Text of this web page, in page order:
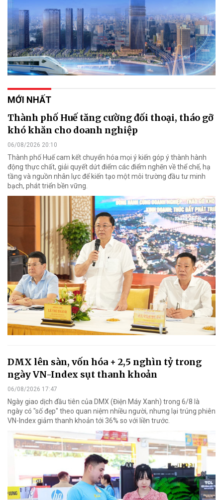
MỚI NHẤT
Thành phố Huế tăng cường đối thoại, tháo gỡ
khó khăn cho doanh nghiệp
06/08/2026 20:10
Thành phố Huế cam kết chuyển hóa mọi ý kiến góp ý thành hành
động thực chất, giải quyết dứt điểm các điểm nghẽn về thể chế, hạ
tầng và nguồn nhân lực để kiến tạo một môi trường đầu tư minh
bạch, phát triển bền vững.
DMX lên sàn, vốn hóa + 2,5 nghìn tỷ trong
ngày VN-Index sụt thanh khoản
06/08/2026 17:47
Ngày giao dịch đầu tiên của DMX (Điện Máy Xanh) trong 6/8 là
ngày có "số đẹp" theo quan niệm nhiều người, nhưng lại trúng phiên
VN-Index giảm thanh khoản tới 36% so với liền trước.